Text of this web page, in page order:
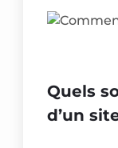
Quels
d’un